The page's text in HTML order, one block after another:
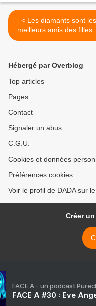
< Les diamants sont les
meilleurs amis des filles ...
Hébergé par Overblog
Top articles
Pages
Contact
Signaler un abus
C.G.U.
Cookies et données
Préférences cookies
Voir le profil de DADA sur
Créer
FACE A - un podcast
FACE A #30 : Eve